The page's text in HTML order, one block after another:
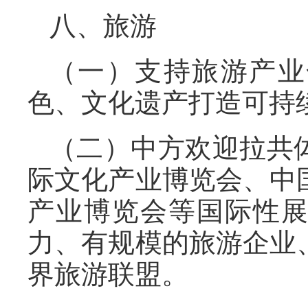
八、旅游
（一）支持旅游产
色、文化遗产打造可持
（二）中方欢迎拉
际文化产业博览会、
产业博览会等国际性
力、有规模的旅游企
界旅游联盟。